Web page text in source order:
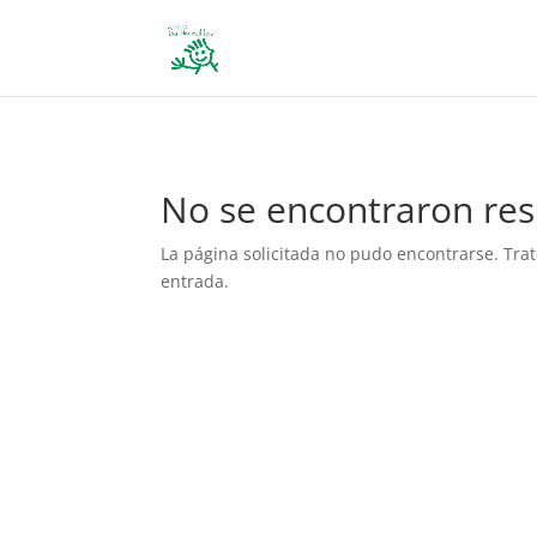
No se encontraron
La página solicitada no pudo encontrarse.
entrada.